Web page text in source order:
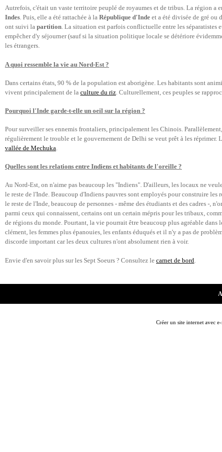
Autrefois, c'était un vaste territoire peuplé de royaumes et de tribus. La région a
Indes. Puis, elle a été rattachée à la République d'Inde et a été divisée de gré ou
ont suivi la partition. La situation est parfois conflictuelle entre les séparatistes
empêcher d'y séjourner (sauf si la situation politique locale se détériore
les étrangers.
A quoi ressemble la vie au Nord-Est ?
Dans certains états, 90 % de la population est aborigène. Les habitants sont
vivent principalement de la culture du riz . Culturellement, ces peuples se
Pourquoi l'Inde garde-t-elle un oeil sur la région ?
Pour surveiller ses ennemis frontaliers, principalement les Chinois.
régulièrement le trouble et le gouvernement de Delhi se veut prêt à les réprimer.
vallée de Mechuka.
Quelles sont les relations entre Indiens et habitants de l'oreille ?
Au Nord-Est, on n'aime pas beaucoup les "Indiens". D'ailleurs, les locaux ne
le reste de l'Inde. Beaucoup d'Indiens pauvres sont employés pour construire les
le reste de l'Inde, beaucoup de personnes - même des étudiants et des cadres -,
parmi ceux qui connaissent, certains ont un certain mépris pour les tribaux,
de régions du monde. Pourtant, la vie pourrait être beaucoup plus agréable
clément, les femmes plus épanouies, les enfants éduqués et il n'y a pas de
discorde important car les deux cultures n'ont absolument rien à voir.
Envie d'en savoir plus sur les Sept Soeurs ? Consultez le carnet de bord
Créer un site internet avec